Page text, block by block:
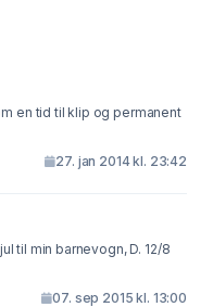
en tid til klip og permanent
27. jan 2014 kl. 23:42
til min barnevogn, D. 12/8
07. sep 2015 kl. 13:00